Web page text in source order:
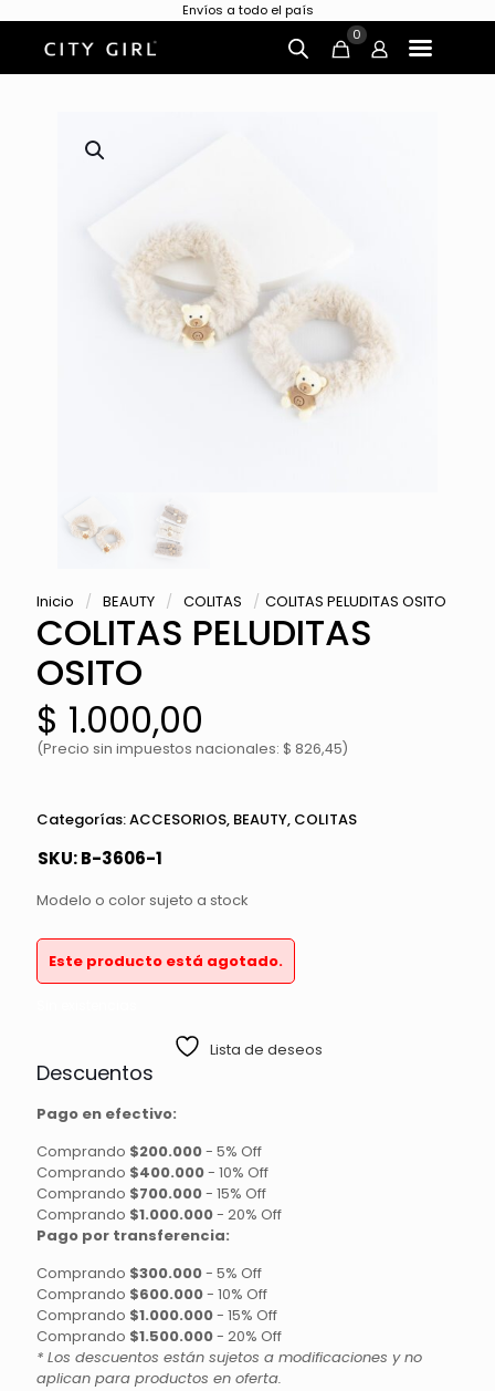
Envíos a todo el país
0
Inicio / BEAUTY / COLITAS / COLITAS PELUDITAS OSITO
COLITAS PELUDITAS
OSITO
$ 1.000,00
(Precio sin impuestos nacionales: $ 826,45)
Categorías:ACCESORIOS, BEAUTY, COLITAS
SKU:B-3606-1
Modelo o color sujeto a stock
Este producto está agotado.
Lista de deseos
Descuentos
Pago en efectivo:
Comprando $200.000- 5% Off
Comprando $400.000- 10% Off
Comprando $700.000- 15% Off
Comprando $1.000.000- 20% Off
Pago por transferencia:
Comprando $300.000- 5% Off
Comprando $600.000- 10% Off
Comprando $1.000.000- 15% Off
Comprando $1.500.000- 20% Off
* Los descuentos están sujetos a modificaciones y no
aplican para productos en oferta.